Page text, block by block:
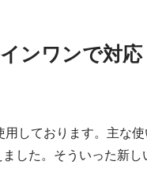
ンワンで対応
しております。主な
した。そういった新